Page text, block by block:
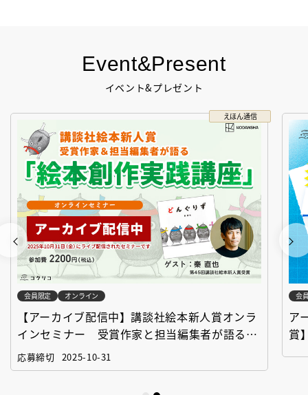
Event&Present
イベント&プレゼント
えほん通信
会員限定 オンライン
【アーカイブ配信中】講談社絵本新人賞オンラ
インセミナー 受賞作家と担当編集者が語る
「絵本創作実践講座」
応募締切 2025-10-31
会
ア
賞